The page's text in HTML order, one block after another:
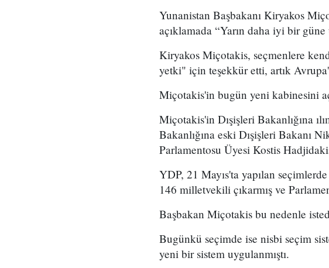
Yunanistan Başbakanı Kiryakos
açıklamada “Yarın daha iyi bir güne
Kiryakos Miçotakis, seçmenlere
yetki" için teşekkür etti, artık
Miçotakis'in bugün yeni kabinesini
Miçotakis'in Dışişleri Bakanlığına
Bakanlığına eski Dışişleri Bakanı
Parlamentosu Üyesi Kostis
YDP, 21 Mayıs'ta yapılan
146 milletvekili çıkarmış ve
Başbakan Miçotakis bu nedenle
Bugünkü seçimde ise nisbi seçim
yeni bir sistem uygulanmıştı.